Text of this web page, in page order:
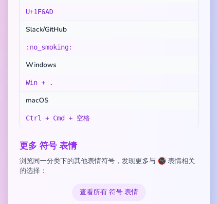
U+1F6AD
Slack/GitHub
:no_smoking:
Windows
Win + .
macOS
Ctrl + Cmd + 空格
更多 符号 表情
浏览同一分类下的其他表情符号，发现更多与 🚭 表情相关
的选择：
查看所有 符号 表情